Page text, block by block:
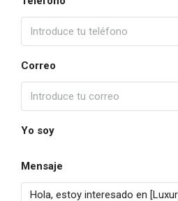
Correo
Yo soy
Mensaje